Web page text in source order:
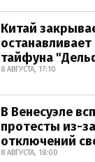
Китай
тайфуна
8 АВГУСТА, 17:10
В Венесуэле
протесты из-
отключений
8 АВГУСТА, 18:00